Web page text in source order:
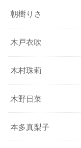
朝樹りさ
木戸衣吹
木村珠莉
木野日菜
本多真梨子